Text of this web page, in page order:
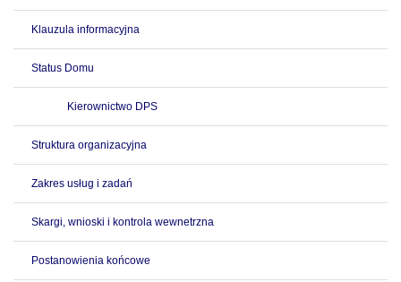
Klauzula informacyjna
Status Domu
Kierownictwo DPS
Struktura organizacyjna
Zakres usług i zadań
Skargi, wnioski i kontrola wewnetrzna
Postanowienia końcowe